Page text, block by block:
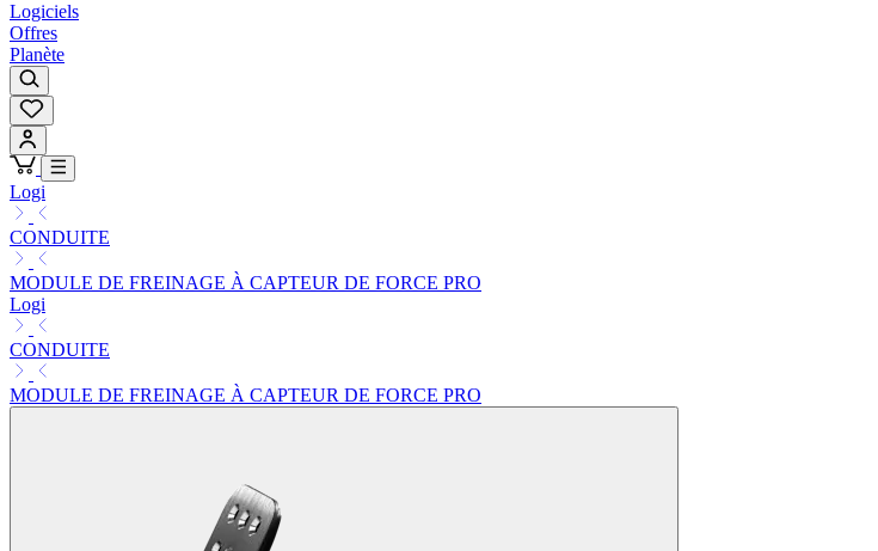
Logiciels
Offres
Planète
Logi
CONDUITE
MODULE DE FREINAGE À CAPTEUR DE FORCE PRO
Logi
CONDUITE
MODULE DE FREINAGE À CAPTEUR DE FORCE PRO